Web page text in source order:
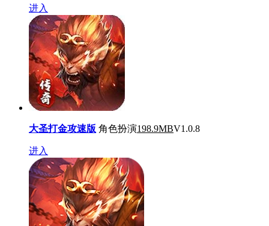
进入
大圣打金攻速版 角色扮演198.9MBV1.0.8
进入